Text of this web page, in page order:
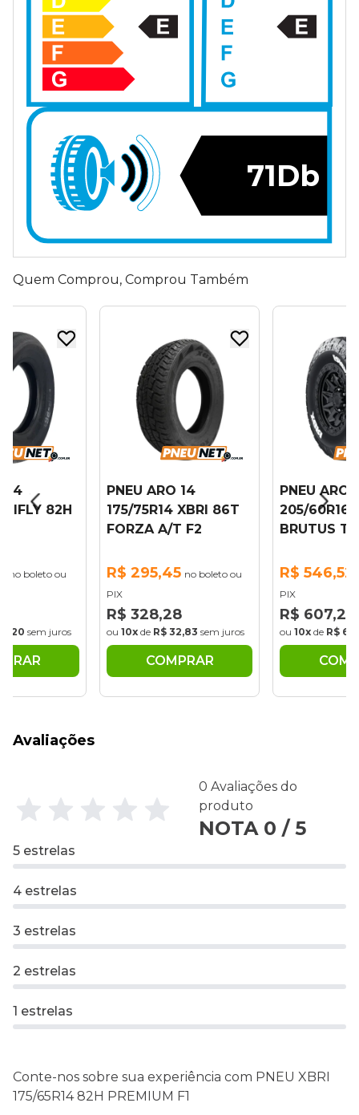
71Db
Quem Comprou, Comprou Também
14
82H
no boleto ou
sem juros
PNEU ARO 14
175/75R14 XBRI 86T
FORZA A/T F2
R$ 295,45 no boleto ou
PIX
R$ 328,28
ou 10x de R$ 32,83 sem juros
COMPRAR
PNEU ARO
205/60R16
BRUTUS T/
R$ 546,52
PIX
R$ 607,24
ou 10x de R$
Avaliações
0 Avaliações do
produto
NOTA 0 / 5
5 estrelas
4 estrelas
3 estrelas
2 estrelas
1 estrelas
Conte-nos sobre sua experiência com PNEU XBRI
175/65R14 82H PREMIUM F1